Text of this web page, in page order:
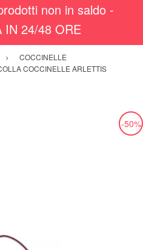
non in saldo -
IN 24/48 ORE
COCCINELLE
COCCINELLE ARLETTIS
-50%